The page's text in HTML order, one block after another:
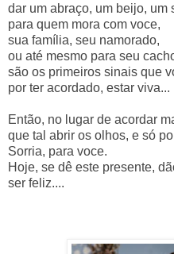
dar um abraço, um beijo, um
para quem mora com voce,
sua família, seu namorado,
ou até mesmo para seu
são os primeiros sinais que
por ter acordado, estar viva...
Então, no lugar de acordar
que tal abrir os olhos, e só
Sorria, para voce.
Hoje, se dê este presente,
ser feliz....